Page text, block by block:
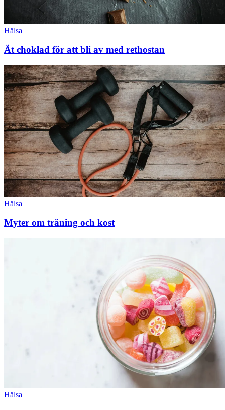
Hälsa
Ät choklad för att bli av med rethostan
Hälsa
Myter om träning och kost
Hälsa